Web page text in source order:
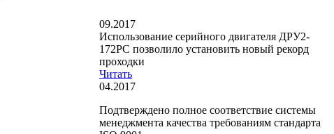
09.2017
Использование серийного двигателя ДРУ2-
172РС позволило установить новый рекорд
проходки
Читать
04.2017
Подтверждено полное соответствие системы
менеджмента качества требованиям стандарта